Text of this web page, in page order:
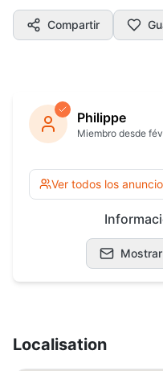
Compartir
Philippe
Miembro desde
Ver todos los
Localisation